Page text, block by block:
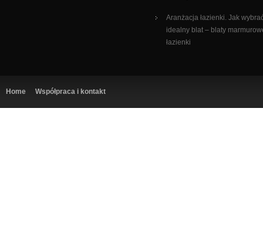
Aranżacja łazienki. Jak
idealny blat – blaty
łazienki
Home Współpraca i kontakt